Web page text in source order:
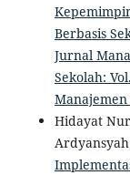
Berbasis
Jurnal
Sekolah:
Hidayat